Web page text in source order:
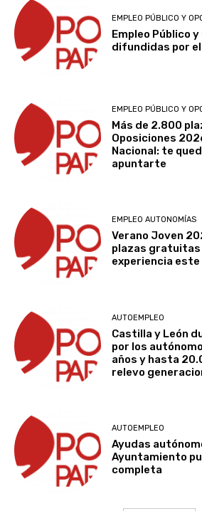
EMPLEO PÚBLICO Y
Empleo Público
difundidas por el
EMPLEO PÚBLICO Y
Más de 2.800
Oposiciones
Nacional: te
apuntarte
EMPLEO AUTONOMÍAS
Verano Joven
plazas gratuitas
experiencia este
AUTOEMPLEO
Castilla y León
por los
años y hasta
relevo
AUTOEMPLEO
Ayudas
Ayuntamiento
completa